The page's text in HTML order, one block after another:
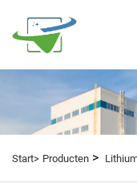
Start> Producten >